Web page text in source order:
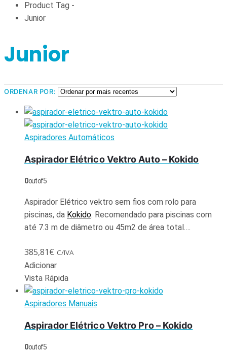
Product Tag -
Junior
Junior
ORDENAR POR:
Aspiradores Automáticos
Aspirador Elétrico Vektro Auto – Kokido
0out of 5
Aspirador Elétrico vektro sem fios com rolo para
piscinas, da Kokido. Recomendado para piscinas com
até 7.3 m de diâmetro ou 45m2 de área total….
385,81€ C/IVA
Adicionar
Vista Rápida
Aspiradores Manuais
Aspirador Elétrico Vektro Pro – Kokido
0out of 5